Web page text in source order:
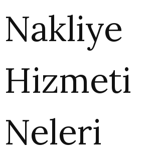
Nakliye
Hizmeti
Neleri